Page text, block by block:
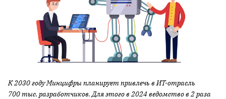
К 2030 году Минцифры планирует привлечь в ИТ-отрасль
700 тыс. разработчиков. Для этого в 2024 ведомство в 2 раза